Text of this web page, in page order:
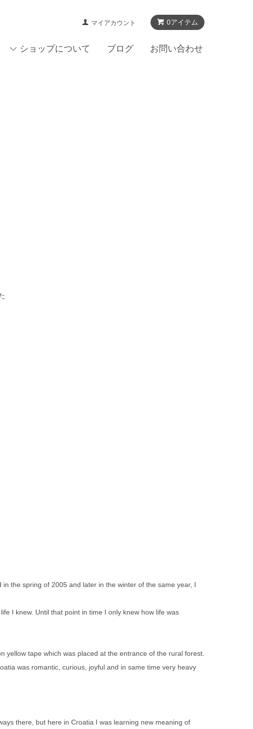
0アイテム
マイアカウント
ショップについて ブログ お問い合わせ
the spring of 2005 and later in the winter of the same year, I
I knew. Until that point in time I only knew how life was
yellow tape which was placed at the entrance of the rural forest.
was romantic, curious, joyful and in same time very heavy
there, but here in Croatia I was learning new meaning of